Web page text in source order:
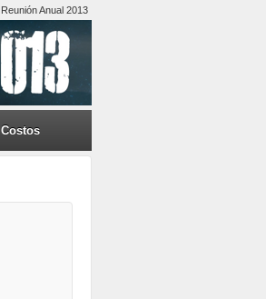
Reunión Anual 2013
Costos